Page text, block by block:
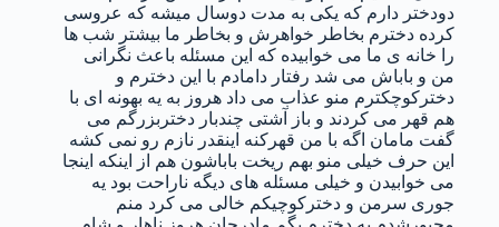
دودختر دارم که یکی به مدت دوسال میشه که عروسی
کرده دخترم بخاطر خواهرش و بخاطر ما بیشتر شب ها
را خانه ی ما می خوابیده که این مسئله باعث نگرانی
من و باباش می شد رفتار دامادم با این دخترم و
دخترکوچکترم منو عذاب می داد هروز به یه بهونه ای با
هم قهر می کردند و باز آشتی چندبار دختربزرگم می
گفت مامان اگه با من قهرکنه اینقدر نازم رو نمی کشه
این حرف خیلی منو بهم ریخت باباشون هم از اینکه اینجا
می خوابیدن و خیلی مسئله های دیگه ناراحت بود یه
جوری سرمن و دخترکوچیکم خالی می کرد منم